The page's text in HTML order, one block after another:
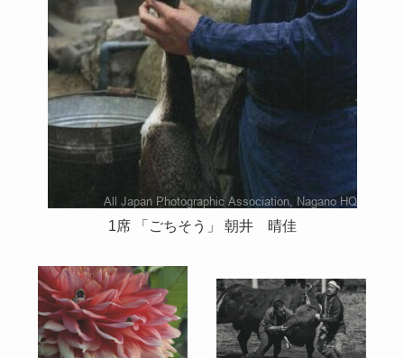
1席 「ごちそう」 朝井 晴佳